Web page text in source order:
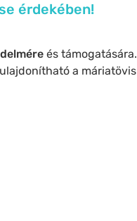
érdekében!
és támogatására.
a máriatövis